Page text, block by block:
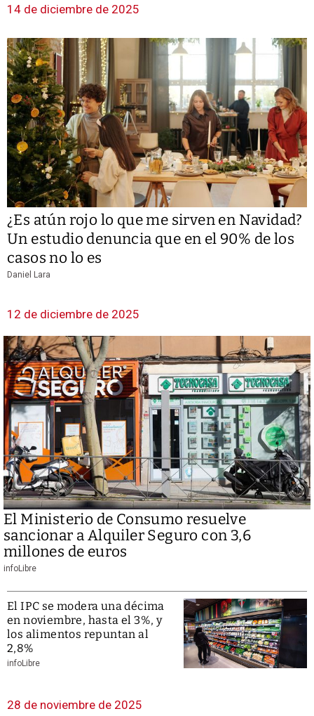
14 de diciembre de 2025
¿Es atún rojo lo que me sirven en Navidad?
Un estudio denuncia que en el 90% de los
casos no lo es
Daniel Lara
12 de diciembre de 2025
El Ministerio de Consumo resuelve
sancionar a Alquiler Seguro con 3,6
millones de euros
infoLibre
El IPC se modera una décima
en noviembre, hasta el 3%, y
los alimentos repuntan al
2,8%
infoLibre
28 de noviembre de 2025